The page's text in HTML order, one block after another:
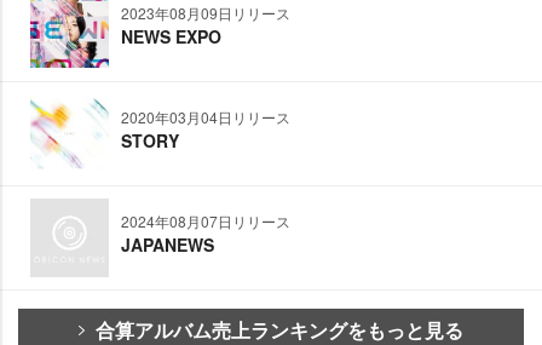
2023年08月09日リリース
NEWS EXPO
2020年03月04日リリース
STORY
2024年08月07日リリース
JAPANEWS
合算アルバム売上ランキングをもっと見る